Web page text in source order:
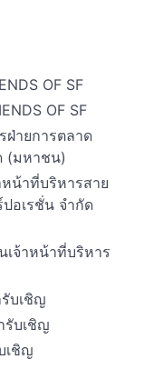
OF SF
OF SF
ายการตลาด
(มหาชน)
น้าที่บริหารสาย
อเรชั่น จำกัด
จ้าหน้าที่บริหาร
บเชิญ
รับเชิญ
เชิญ